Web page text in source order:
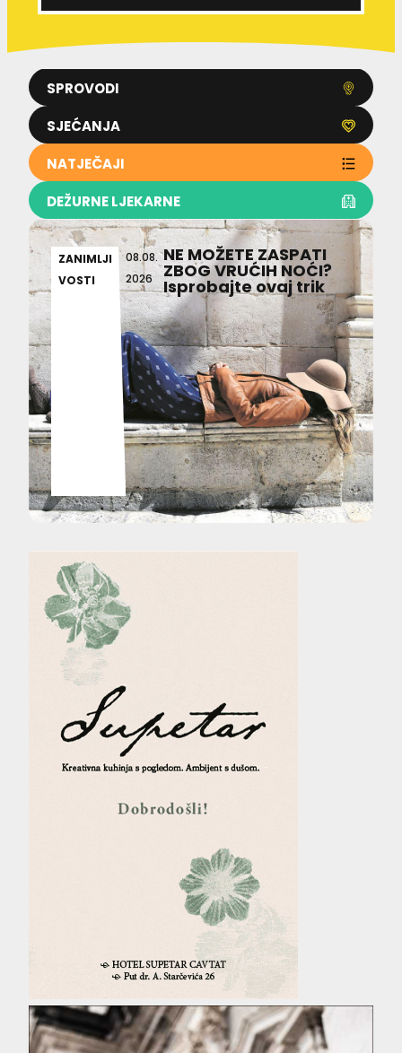
SPROVODI
SJEĆANJA
NATJEČAJI
DEŽURNE LJEKARNE
ZANIMLJI
VOSTI
08.08.
2026
NE MOŽETE ZASPATI
ZBOG VRUĆIH NOĆI?
Isprobajte ovaj trik